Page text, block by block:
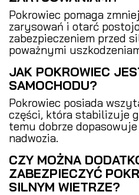
Pokrowiec pomaga
zarysowań i otarć
zabezpieczeniem przed
poważnymi
JAK POKROWIEC
SAMOCHODU?
Pokrowiec posiada
części, która stabilizuje
temu dobrze
nadwozia.
CZY MOŻNA
ZABEZPIECZYĆ
SILNYM WIETRZE?